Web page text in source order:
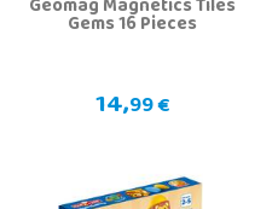
Geomag Magnetics Tiles
Gems 16 Pieces
14,99 €